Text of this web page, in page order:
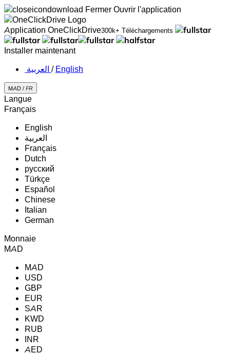
Fermer Ouvrir l'application
Application OneClickDrive300k+ Téléchargements
Installer maintenant
‏العربية ‏ / English
MAD / FR
Langue
Français
English
‏العربية‏
Français
Dutch
русский
Türkçe
Español
Chinese
Italian
German
Monnaie
MAD
MAD
USD
GBP
EUR
SAR
KWD
RUB
INR
AED